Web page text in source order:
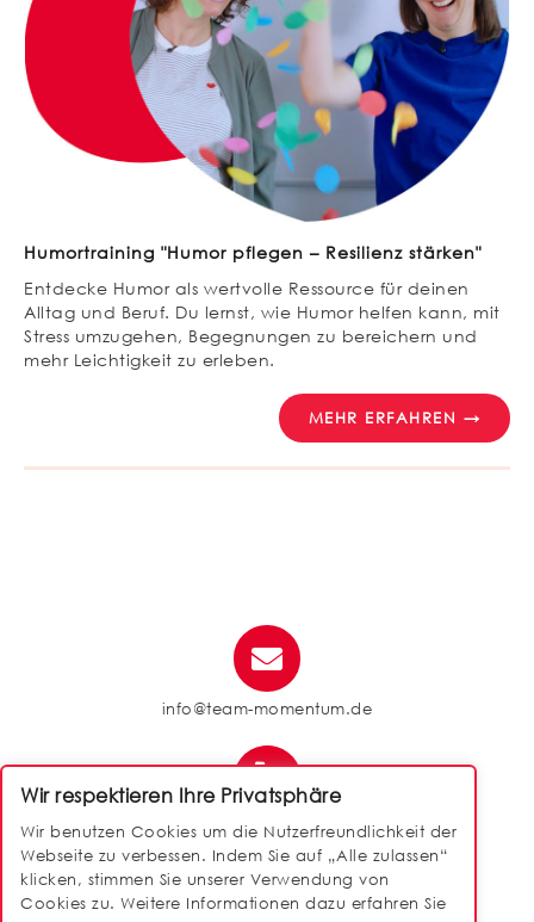
Wir respektieren Ihre Privatsphäre
Wir benutzen Cookies um die Nutzerfreundlichkeit der
Webseite zu verbessen. Indem Sie auf „Alle zulassen“
klicken, stimmen Sie unserer Verwendung von
Cookies zu. Weitere Informationen dazu erfahren Sie
Humortraining "Humor pflegen – Resilienz stärken"
Entdecke Humor als wertvolle Ressource für deinen
Alltag und Beruf. Du lernst, wie Humor helfen kann, mit
Stress umzugehen, Begegnungen zu bereichern und
mehr Leichtigkeit zu erleben.
MEHR ERFAHREN →
info@team-momentum.de
040 / 88 14 50 90